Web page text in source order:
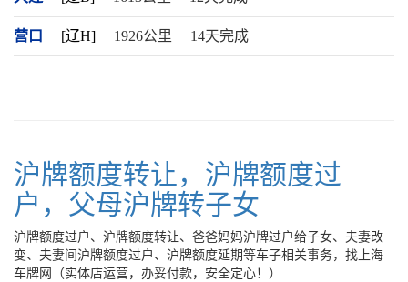
营口 [辽H] 1926公里 14天完成
沪牌额度转让，沪牌额度过
户，父母沪牌转子女
沪牌额度过户、沪牌额度转让、爸爸妈妈沪牌过户给子女、夫妻改
变、夫妻间沪牌额度过户、沪牌额度延期等车子相关事务，找上海
车牌网（实体店运营，办妥付款，安全定心！）